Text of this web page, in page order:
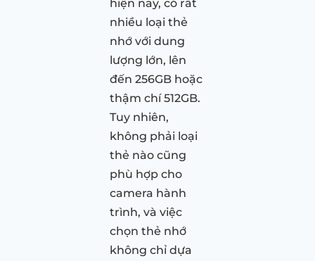
hiện nay, có rất
nhiều loại thẻ
nhớ với dung
lượng lớn, lên
đến 256GB hoặc
thậm chí 512GB.
Tuy nhiên,
không phải loại
thẻ nào cũng
phù hợp cho
camera hành
trình, và việc
chọn thẻ nhớ
không chỉ dựa